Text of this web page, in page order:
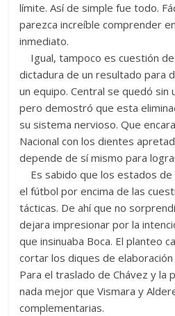
límite. Así de simple fue todo.
parezca increíble comprender
inmediato.
Igual, tampoco es cuestión
dictadura de un resultado para
un equipo. Central se quedó
pero demostró que esta
su sistema nervioso. Que
Nacional con los dientes
depende de sí mismo para
Es sabido que los estados de
el fútbol por encima de las
tácticas. De ahí que no
dejara impresionar por la
que insinuaba Boca. El planteo
cortar los diques de
Para el traslado de Chávez y la
nada mejor que Vismara y
complementarias.